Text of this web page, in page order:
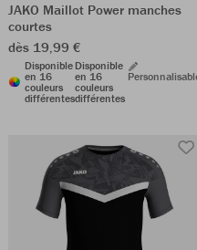
JAKO Maillot Power manches
courtes
dès 19,99 €
Disponible
en 16
couleurs
différentes
Disponible
en 16
couleurs
différentes